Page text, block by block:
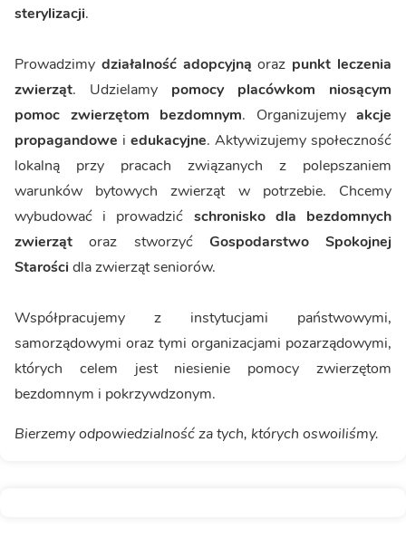
sterylizacji.
Prowadzimy działalność adopcyjną oraz punkt leczenia
zwierząt. Udzielamy pomocy placówkom niosącym
pomoc zwierzętom bezdomnym. Organizujemy akcje
propagandowe i edukacyjne. Aktywizujemy społeczność
lokalną przy pracach związanych z polepszaniem
warunków bytowych zwierząt w potrzebie. Chcemy
wybudować i prowadzić schronisko dla bezdomnych
zwierząt oraz stworzyć Gospodarstwo Spokojnej
Starości dla zwierząt seniorów.
Współpracujemy z instytucjami państwowymi,
samorządowymi oraz tymi organizacjami pozarządowymi,
których celem jest niesienie pomocy zwierzętom
bezdomnym i pokrzywdzonym.
Bierzemy odpowiedzialność za tych, których oswoiliśmy.